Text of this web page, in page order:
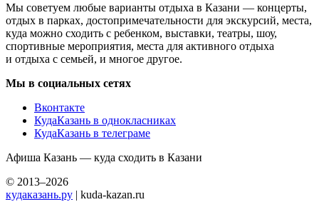
Мы советуем любые варианты отдыха в Казани — концерты,
отдых в парках, достопримечательности для экскурсий, места,
куда можно сходить с ребенком, выставки, театры, шоу,
спортивные мероприятия, места для активного отдыха
и отдыха с семьей, и многое другое.
Мы в социальных сетях
Вконтакте
КудаКазань в однокласниках
КудаКазань в телеграме
Афиша Казань — куда сходить в Казани
© 2013–2026
кудаказань.ру | kuda-kazan.ru